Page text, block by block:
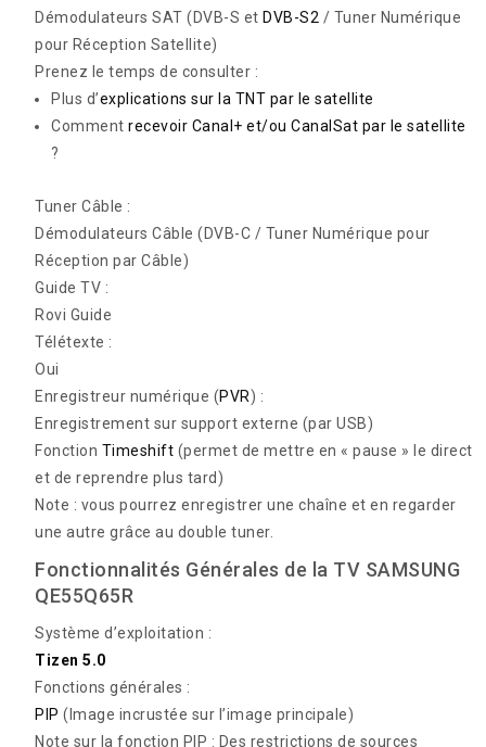
Démodulateurs SAT (DVB-S et DVB-S2 / Tuner Numérique
pour Réception Satellite)
Prenez le temps de consulter :
Plus d’explications sur la TNT par le satellite
Commentrecevoir Canal+ et/ou CanalSat par le satellite
?
Tuner Câble :
Démodulateurs Câble (DVB-C / Tuner Numérique pour
Réception par Câble)
Guide TV :
Rovi Guide
Télétexte :
Oui
Enregistreur numérique (PVR) :
Enregistrement sur support externe (par USB)
Fonction Timeshift (permet de mettre en « pause » le direct
et de reprendre plus tard)
Note : vous pourrez enregistrer une chaîne et en regarder
une autre grâce au double tuner.
Fonctionnalités Générales de la TV SAMSUNG
QE55Q65R
Système d’exploitation :
Tizen 5.0
Fonctions générales :
PIP (Image incrustée sur l’image principale)
Note sur la fonction PIP : Des restrictions de sources